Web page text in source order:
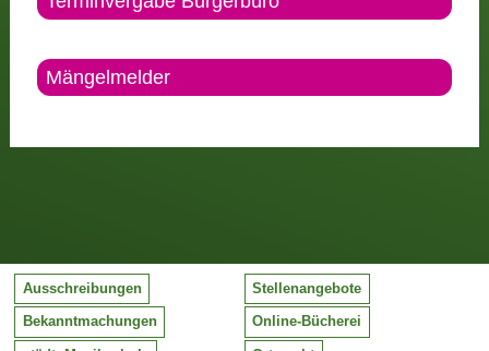
Mängelmelder
Ausschreibungen Stellenangebote
Bekanntmachungen Online-Bücherei